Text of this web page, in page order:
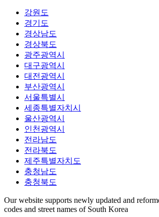
강원도
경기도
경상남도
경상북도
광주광역시
대구광역시
대전광역시
부산광역시
서울특별시
세종특별자치시
울산광역시
인천광역시
전라남도
전라북도
제주특별자치도
충청남도
충청북도
Our website supports newly updated and
codes and street names of South Korea